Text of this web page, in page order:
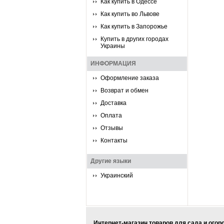
Как купить в Одессе
Как купить во Львове
Как купить в Запорожье
Купить в других городах
Украины
ИНФОРМАЦИЯ
Оформление заказа
Возврат и обмен
Доставка
Оплата
Отзывы
Контакты
Другие языки
Украинский